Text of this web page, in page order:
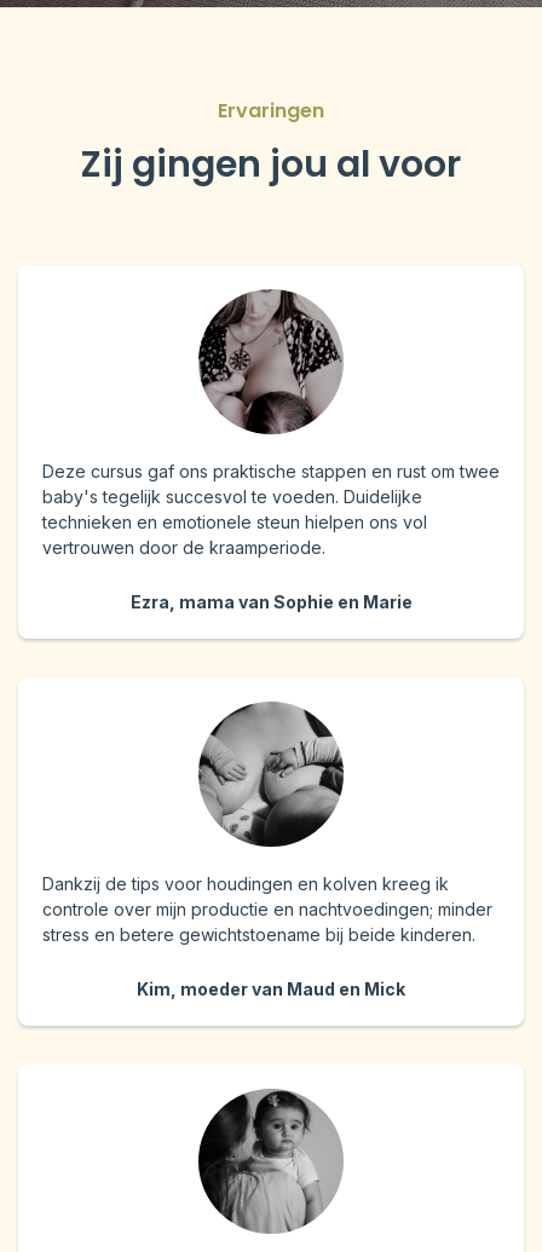
Ervaringen
Zij gingen jou al voor
Deze cursus gaf ons praktische stappen en rust om twee
baby's tegelijk succesvol te voeden. Duidelijke
technieken en emotionele steun hielpen ons vol
vertrouwen door de kraamperiode.
Ezra, mama van Sophie en Marie
Dankzij de tips voor houdingen en kolven kreeg ik
controle over mijn productie en nachtvoedingen; minder
stress en betere gewichtstoename bij beide kinderen.
Kim, moeder van Maud en Mick